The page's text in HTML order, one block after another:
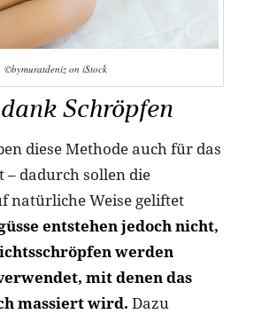
©bymuratdeniz on iStock
Schröpfen
diese Methode auch für das
– dadurch sollen die
natürliche Weise geliftet
entstehen jedoch nicht,
werden
mit denen das
massiert wird. Dazu